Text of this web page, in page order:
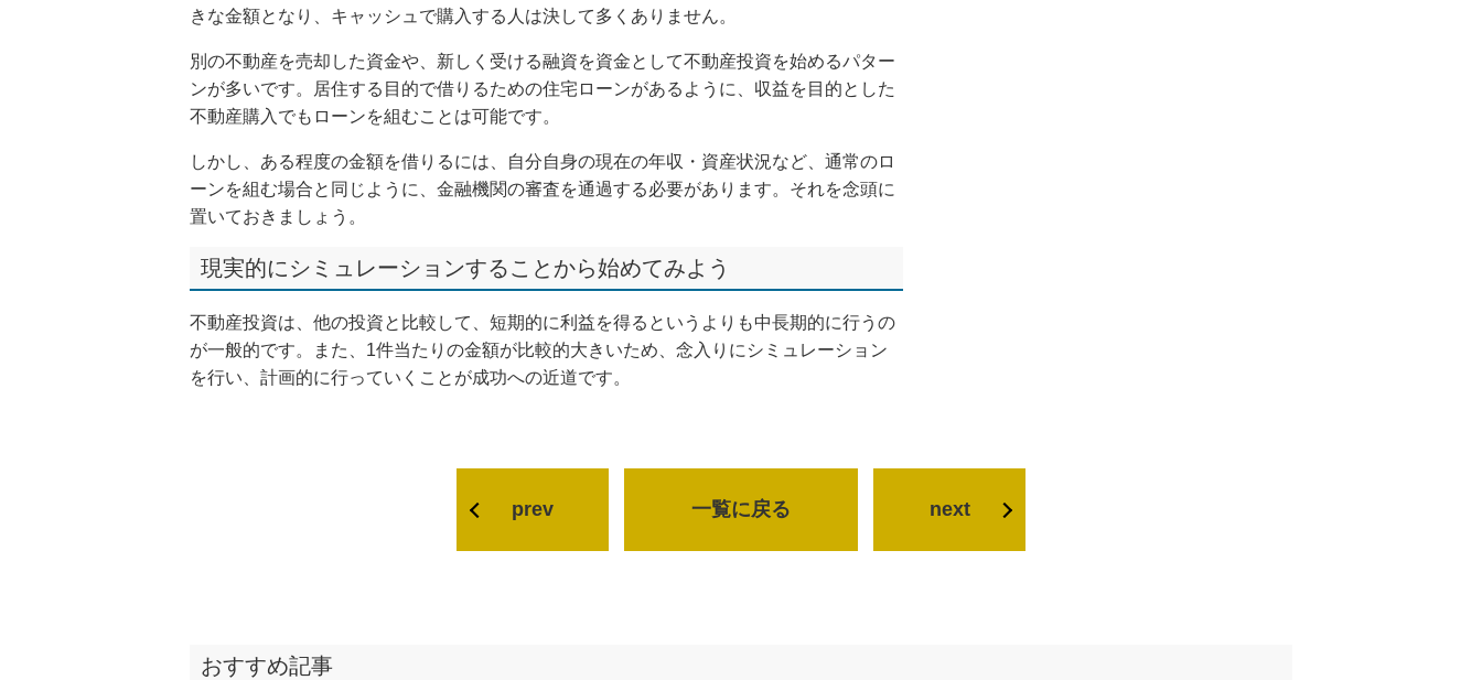
きな金額となり、キャッシュで購入する人は決して多くありません。
別の不動産を売却した資金や、新しく受ける融資を資金として不動産投資を始めるパター
ンが多いです。居住する目的で借りるための住宅ローンがあるように、収益を目的とした
不動産購入でもローンを組むことは可能です。
しかし、ある程度の金額を借りるには、自分自身の現在の年収・資産状況など、通常のロ
ーンを組む場合と同じように、金融機関の審査を通過する必要があります。それを念頭に
置いておきましょう。
現実的にシミュレーションすることから始めてみよう
不動産投資は、他の投資と比較して、短期的に利益を得るというよりも中長期的に行うの
が一般的です。また、1件当たりの金額が比較的大きいため、念入りにシミュレーション
を行い、計画的に行っていくことが成功への近道です。
prev 一覧に戻る next
おすすめ記事